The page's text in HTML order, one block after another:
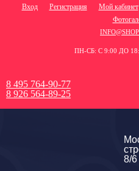
Вход Регистрация Мой кабинет
ПН-СБ: С 9:00 ДО
8 495 764-90-77
8 926 564-89-25
8/6